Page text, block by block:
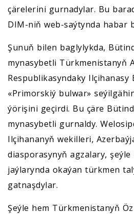
çärelerini gurnadylar. Bu
DIM-niň web-saýtynda habar
Şunuň bilen baglylykda,
mynasybetli Türkmenistanyň
Respublikasyndaky Ilçihanasy
«Primorskiý bulwar»
ýörişini geçirdi. Bu çäre
mynasybetli gurnaldy.
Ilçihananyň wekilleri,
diasporasynyň agzalary,
jaýlarynda okaýan türkmen
gatnaşdylar.
Şeýle hem Türkmenistanyň